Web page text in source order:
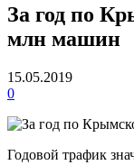
За год по
млн машин
15.05.2019
0
Годовой трафик